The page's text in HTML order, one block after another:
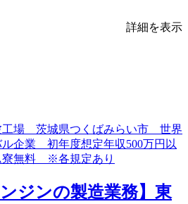
詳細を表示
ジンの製造業務】東